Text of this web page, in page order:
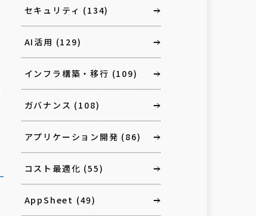
セキュリティ (134)
AI活用 (129)
インフラ構築・移行 (109)
ガバナンス (108)
アプリケーション開発 (86)
コスト最適化 (55)
AppSheet (49)